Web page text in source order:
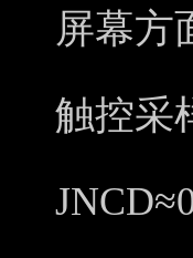
屏幕方
触控采